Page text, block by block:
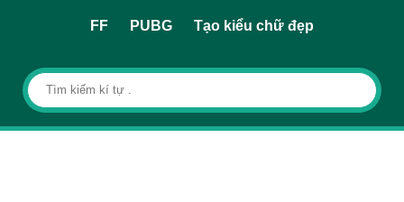
FF PUBG Tạo kiểu chữ đẹp